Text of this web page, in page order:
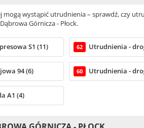
mogą wystąpić utrudnienia – sprawdź, czy
Górnicza - Płock.
S1 (11) 62 Utrudnienia -
94 (6) 60 Utrudnienia -
A1 (4)